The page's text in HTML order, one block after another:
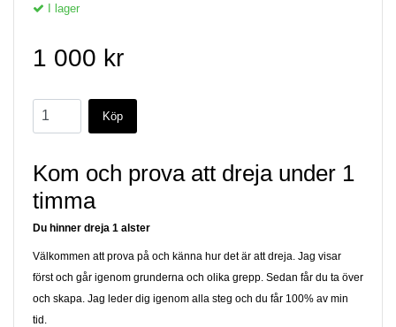
I lager
1 000 kr
Kom och prova att dreja under 1
timma
Du hinner dreja 1 alster
Välkommen att prova på och känna hur det är att dreja. Jag visar
först och går igenom grunderna och olika grepp. Sedan får du ta över
och skapa. Jag leder dig igenom alla steg och du får 100% av min
tid.